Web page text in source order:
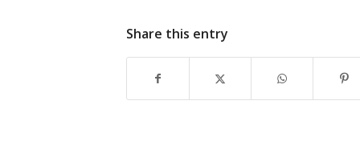
Share this entry